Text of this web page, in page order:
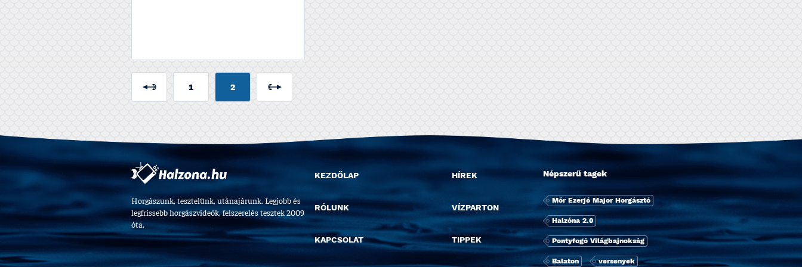
1 2
Horgászunk, tesztelünk, utánajárunk. Legjobb és
legfrissebb horgászvideók, felszerelés tesztek 2009
óta.
KEZDŐLAP
RÓLUNK
KAPCSOLAT
HÍREK
VÍZPARTON
TIPPEK
Népszerű tagek
Mór Ezerjó Major Horgásztó
Halzóna 2.0
Pontyfogó Világbajnokság
Balaton versenyek